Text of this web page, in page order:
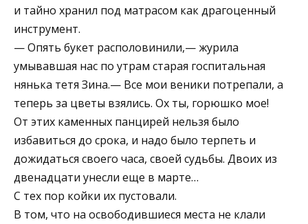
и тайно хранил под матрасом как драгоценный
инструмент.
— Опять букет располовинили,— журила
умывавшая нас по утрам старая госпитальная
нянька тетя Зина.— Все мои веники потрепали, а
теперь за цветы взялись. Ох ты, горюшко мое!
От этих каменных панцирей нельзя было
избавиться до срока, и надо было терпеть и
дожидаться своего часа, своей судьбы. Двоих из
двенадцати унесли еще в марте…
С тех пор койки их пустовали.
В том, что на освободившиеся места не клали